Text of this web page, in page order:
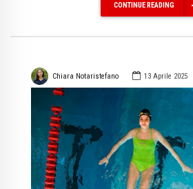
CONTINUE READING
Chiara Notaristefano 13 Aprile 2025